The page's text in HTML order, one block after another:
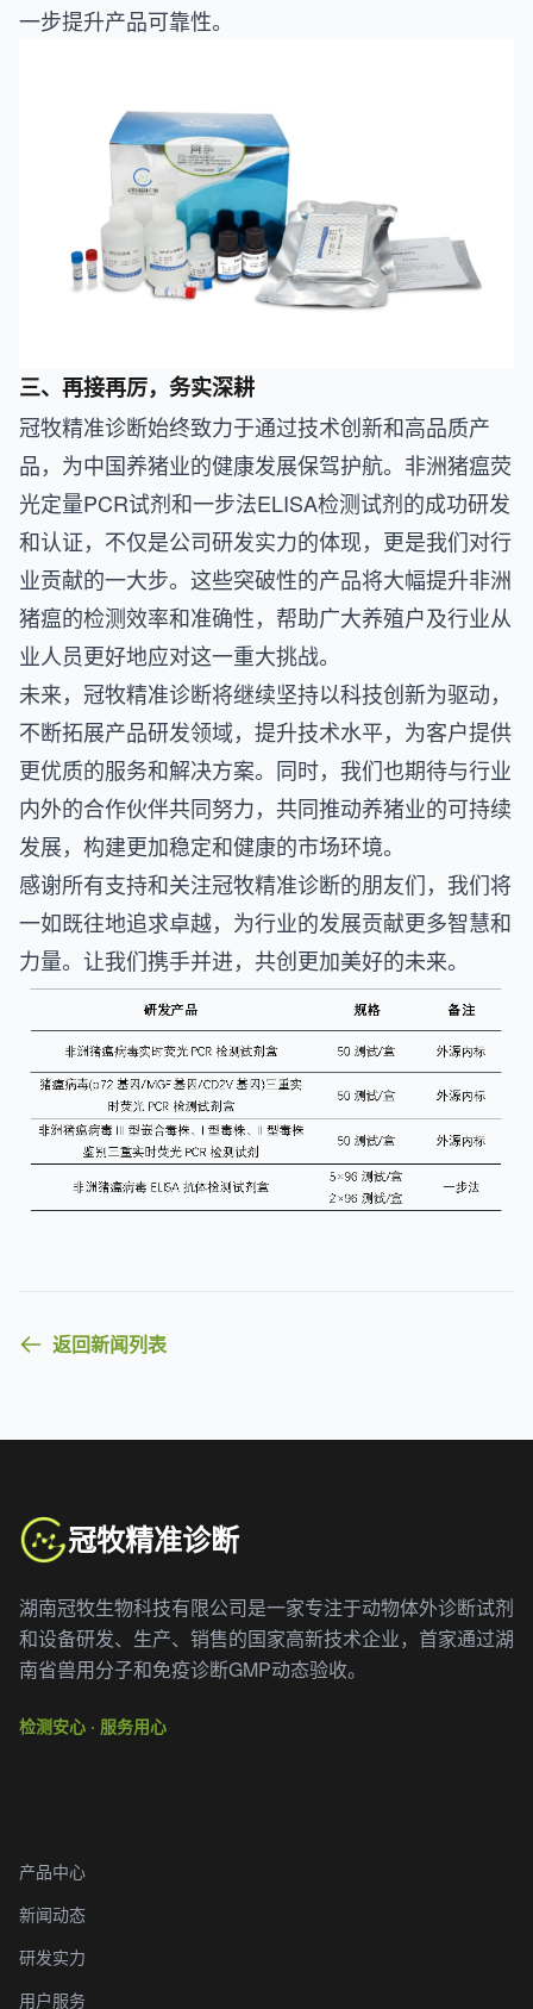
一步提升产品可靠性。
三、再接再厉，务实深耕
冠牧精准诊断始终致力于通过技术创新和高品质产
品，为中国养猪业的健康发展保驾护航。非洲猪瘟荧
光定量PCR试剂和一步法ELISA检测试剂的成功研发
和认证，不仅是公司研发实力的体现，更是我们对行
业贡献的一大步。这些突破性的产品将大幅提升非洲
猪瘟的检测效率和准确性，帮助广大养殖户及行业从
业人员更好地应对这一重大挑战。
未来，冠牧精准诊断将继续坚持以科技创新为驱动，
不断拓展产品研发领域，提升技术水平，为客户提供
更优质的服务和解决方案。同时，我们也期待与行业
内外的合作伙伴共同努力，共同推动养猪业的可持续
发展，构建更加稳定和健康的市场环境。
感谢所有支持和关注冠牧精准诊断的朋友们，我们将
一如既往地追求卓越，为行业的发展贡献更多智慧和
力量。让我们携手并进，共创更加美好的未来。
返回新闻列表
冠牧精准诊断
湖南冠牧生物科技有限公司是一家专注于动物体外诊断试剂
和设备研发、生产、销售的国家高新技术企业，首家通过湖
南省兽用分子和免疫诊断GMP动态验收。
检测安心 · 服务用心
产品中心
新闻动态
研发实力
用户服务